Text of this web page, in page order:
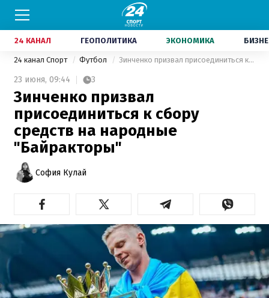
24 КАНАЛ ГЕОПОЛИТИКА ЭКОНОМИКА
24 канал Спорт Футбол Зинченко призвал присоединиться к сбору средств на народные "Байракторы"
23 июня, 09:44 3
Зинченко призвал
присоединиться к сбору
средств на народные
"Байракторы"
София Кулай